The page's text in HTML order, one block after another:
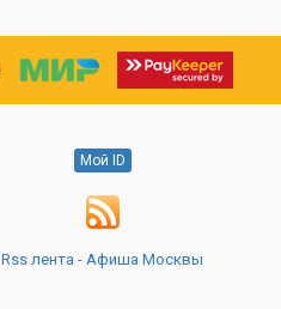
Мой ID
Rss лента - Афиша Москвы